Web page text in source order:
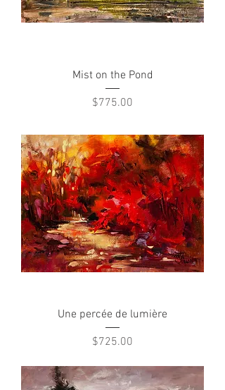
Mist on the Pond
Price
$775.00
Une percée de lumière
Price
$725.00